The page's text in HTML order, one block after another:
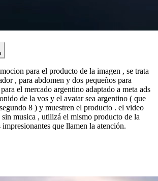
para el producto de la imagen , se trata
, para abdomen y dos pequeños para
de la vos y el avatar sea argentino ( que
8 ) y muestren el producto . el video
musica , utilizá el mismo producto de la
que llamen la atención.